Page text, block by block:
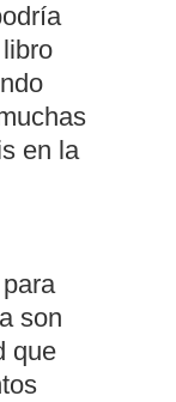
en la
son
que